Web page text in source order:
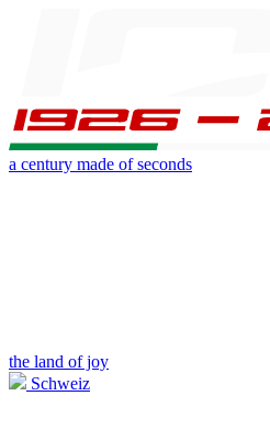
a century made of seconds
the land of joy
Schweiz